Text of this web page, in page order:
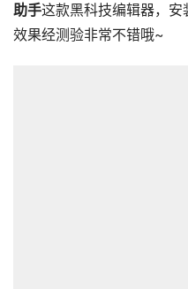
助手这款黑科技编辑器，
效果经测验非常不错哦~